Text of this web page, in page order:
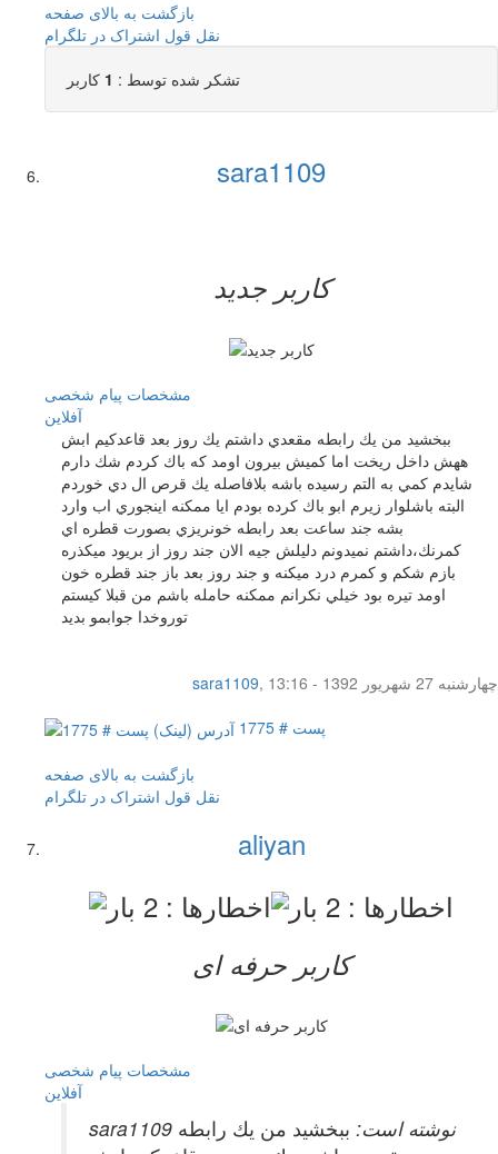
بازگشت به بالای صفحه
نقل قول اشتراک در تلگرام
تشکر شده توسط : 1 کاربر
sara1109
کاربر جدید
مشخصات پیام شخصی
آفلاين
ببخشيد من يك رابطه مقعدي داشتم يك روز بعد قاعدكيم ابش
ههش داخل ريخت اما كميش بيرون اومد كه باك كردم شك دارم
شايدم كمي به التم رسيده باشه بلافاصله يك قرص ال دي خوردم
البته باشلوار زيرم ابو باك كرده بودم ايا ممكنه اينجوري اب وارد
بشه جند ساعت بعد رابطه خونريزي بصورت قطره اي
كمرنك،داشتم نميدونم دليلش جيه الان جند روز از بريود ميكذره
بازم شكم و كمرم درد ميكنه و جند روز بعد باز جند قطره خون
اومد تيره بود خيلي نكرانم ممكنه حامله باشم من قبلا كيستم
توروخدا جوابمو بديد
sara1109,
چهار‌شنبه 27 شهریور 1392 - 13:16
پست # 1775
بازگشت به بالای صفحه
نقل قول اشتراک در تلگرام
aliyan
کاربر حرفه ای
مشخصات پیام شخصی
آفلاين
sara1109 نوشته است: ببخشيد من يك رابطه